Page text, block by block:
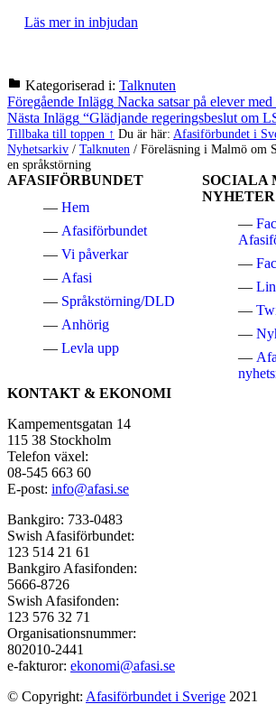
Läs mer in inbjudan
Kategoriserad i: Talknuten
Hoppa
tillbaka
till
huvudnavigeringen
Inläggsnavigering
Föregående Inlägg Nacka satsar på elever
Nästa Inlägg “Glädjande regeringsbeslut om
Tillbaka till toppen ↑ Du är här: Afasiförbundet i
Nyhetsarkiv / Talknuten / Föreläsning i Malmö om
en språkstörning
AFASIFÖRBUNDET
Hem
Afasiförbundet
Vi påverkar
Afasi
Språkstörning/DLD
Anhörig
Levla upp
SOCIALA
KONTAKT & EKONOMI
Kampementsgatan 14
115 38 Stockholm
Telefon växel:
08-545 663 60
E-post: info@afasi.se
Bankgiro: 733-0483
Swish Afasiförbundet:
123 514 21 61
Bankgiro Afasifonden:
5666-8726
Swish Afasifonden:
123 576 32 71
Organisationsnummer:
802010-2441
e-fakturor: ekonomi@afasi.se
© Copyright: Afasiförbundet i Sverige 2021